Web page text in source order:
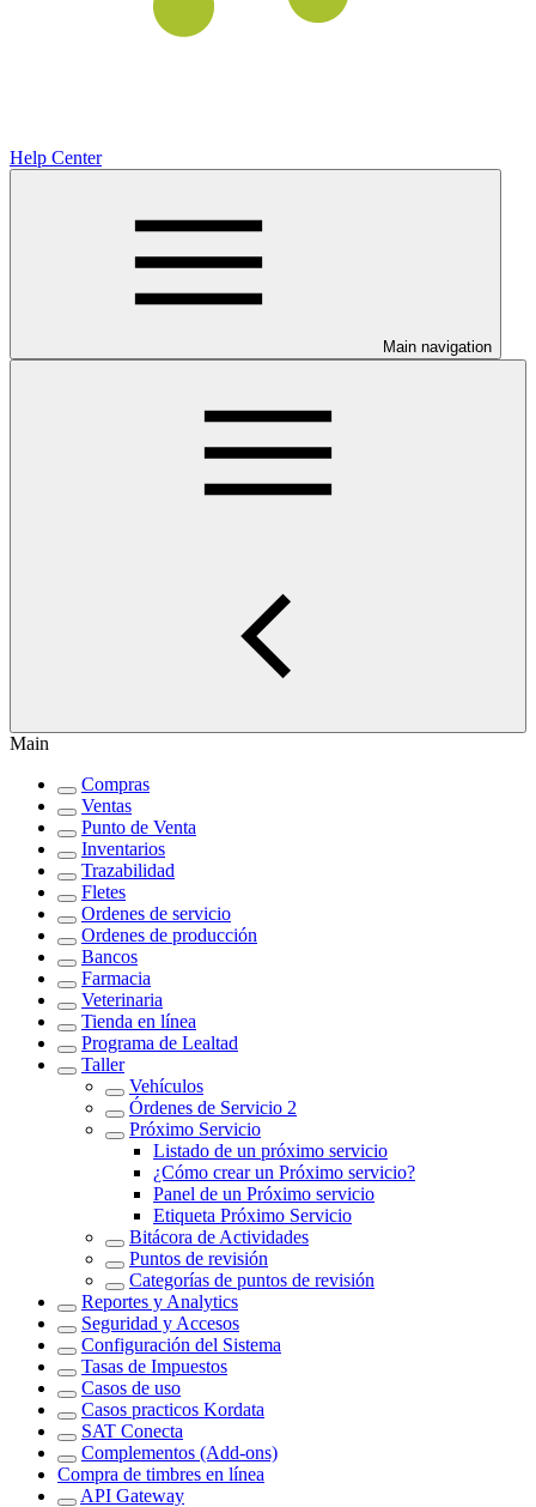
Help Center
Main navigation
Main
Compras
Ventas
Punto de Venta
Inventarios
Trazabilidad
Fletes
Ordenes de servicio
Ordenes de producción
Bancos
Farmacia
Veterinaria
Tienda en línea
Programa de Lealtad
Taller
Vehículos
Órdenes de Servicio 2
Próximo Servicio
Listado de un próximo servicio
¿Cómo crear un Próximo servicio?
Panel de un Próximo servicio
Etiqueta Próximo Servicio
Bitácora de Actividades
Puntos de revisión
Categorías de puntos de revisión
Reportes y Analytics
Seguridad y Accesos
Configuración del Sistema
Tasas de Impuestos
Casos de uso
Casos practicos Kordata
SAT Conecta
Complementos (Add-ons)
Compra de timbres en línea
API Gateway